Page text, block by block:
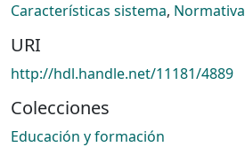
Características sistema, Normativa
URI
http://hdl.handle.net/11181/4889
Colecciones
Educación y formación